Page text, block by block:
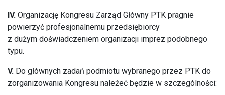
IV. Organizację Kongresu Zarząd Główny PTK pragnie
powierzyć profesjonalnemu przedsiębiorcy
z dużym doświadczeniem organizacji imprez podobnego
typu.
V. Do głównych zadań podmiotu wybranego przez PTK do
zorganizowania Kongresu należeć będzie w szczególności: